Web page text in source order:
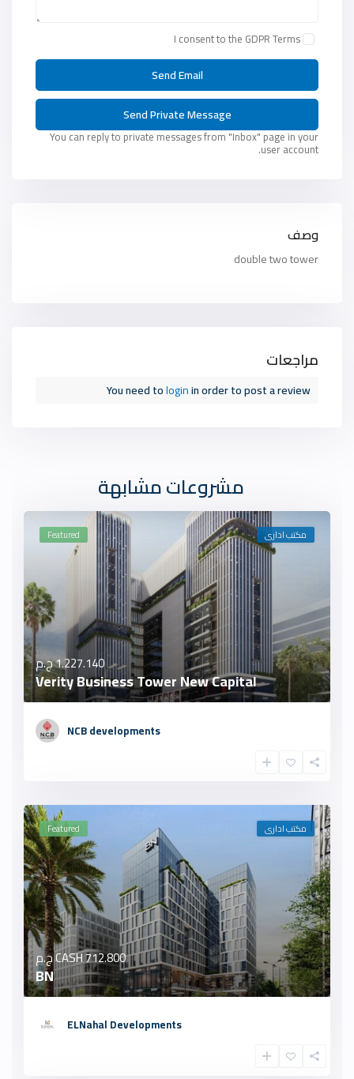
وصف
double two tower
I consent to the GDPR Terms
You can reply to private messages from "Inbox" page in your
user account.
مراجعات
You need tologinin order to post a review
مشروعات مشابهة
Featured مكتب ادارى
1.227.140 ج.م
Verity Business Tower New Capital
NCB developments
Featured مكتب ادارى
CASH712.800 ج.م
BN
ELNahal Developments